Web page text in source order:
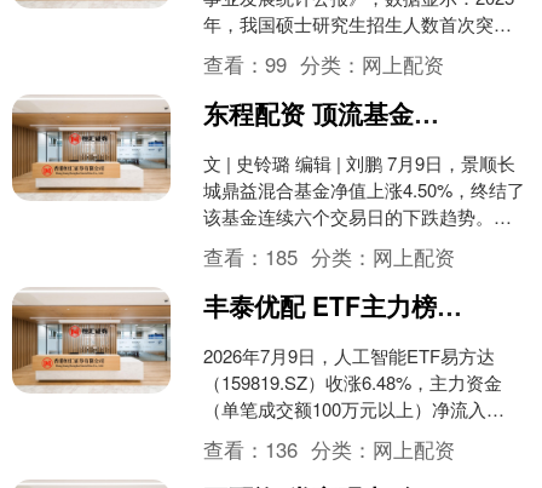
年，我国硕士研究生招生人数首次突破
120万，毕业生人数首次突破100万。
2011....
查看：99 分类： 网上配资
东程配资 顶流基金经理刘彦春高位调仓科技股 风格漂移还是为基民负责？
文 | 史铃璐 编辑 | 刘鹏 7月9日，景顺长
城鼎益混合基金净值上涨4.50%，终结了
该基金连续六个交易日的下跌趋势。当
日硬科技板块走势强劲，半导体产业链
个股....
查看： 185 分类： 网上配资
丰泰优配 ETF主力榜 | 人工智能ETF易方达(159819)主力资金净流入6644.67万元，居可比基金第一-20260709
2026年7月9日，人工智能ETF易方达
（159819.SZ）收涨6.48%，主力资金
（单笔成交额100万元以上）净流入
6644.67万元，居可比基金第一。（数....
查看： 136 分类： 网上配资